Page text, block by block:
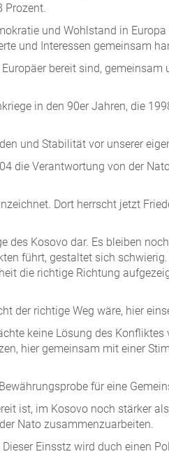
Prozent.
und Wohlstand in
und Interessen gemeinsam
bereit sind,
in den 90er Jahren, die
und Stabilität vor unserer
die Verantwortung von der
Dort herrscht jetzt
Kosovo dar. Es bleiben
führt, gestaltet sich
die richtige Richtung
der richtige Weg wäre, hier
keine Lösung des
hier gemeinsam mit einer
für eine
ist, im Kosovo noch stärker
Nato zusammenzuarbeiten.
Einsstz wird duch einen